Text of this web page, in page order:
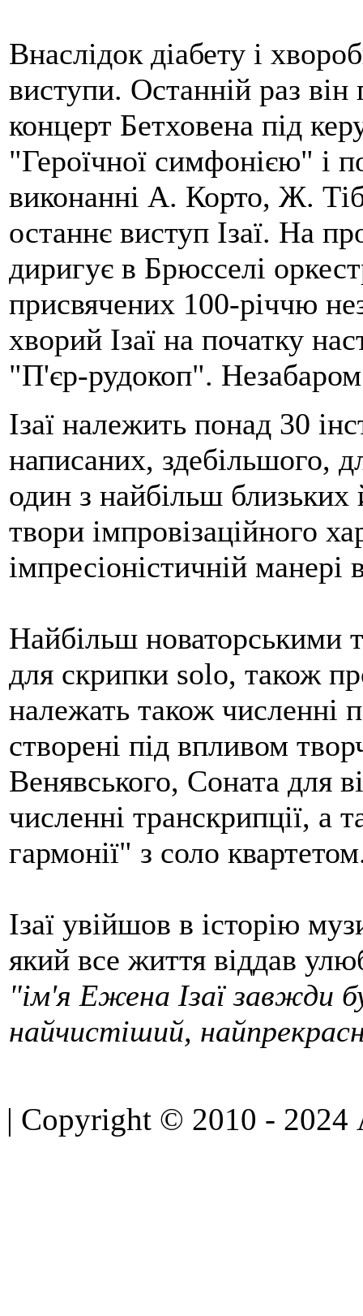
Внаслідок діабету і
виступи. Останній раз
концерт Бетховена під
"Героїчної симфонією" і
виконанні А. Корто, Ж.
останнє виступ Ізаї. На
диригує в Брюсселі
присвячених 100-річчю
хворий Ізаї на початку
"П'єр-рудокоп".
Ізаї належить понад 30
написаних, здебільшого,
один з найбільш
твори імпровізаційного
імпресіоністичній манері
Найбільш новаторськими
для скрипки solo, також
належать також численні
створені під впливом
Венявського, Соната для
численні транскрипції, а
гармонії" з соло
Ізаї увійшов в історію
який все життя віддав
"ім'я Ежена Ізаї завжди
найчистіший,
| Copyright © 2010 - 2024